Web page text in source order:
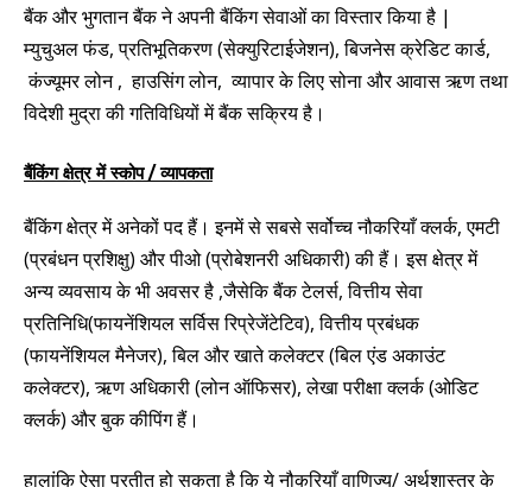
बैंक और भुगतान बैंक ने अपनी बैंकिंग सेवाओं का विस्तार किया है |
म्युचुअल फंड, प्रतिभूतिकरण (सेक्युरिटाईजेशन), बिजनेस क्रेडिट कार्ड,
कंज्यूमर लोन, हाउसिंग लोन, व्यापार के लिए सोना और आवास ऋण तथा
विदेशी मुद्रा की गतिविधियों में बैंक सक्रिय है।
बैंकिंग क्षेत्र में स्कोप / व्यापकता
बैंकिंग क्षेत्र में अनेकों पद हैं। इनमें से सबसे सर्वोच्च नौकरियाँ क्लर्क, एमटी
(प्रबंधन प्रशिक्षु) और पीओ (प्रोबेशनरी अधिकारी) की हैं। इस क्षेत्र में
अन्य व्यवसाय के भी अवसर है ,जैसेकि बैंक टेलर्स, वित्तीय सेवा
प्रतिनिधि(फायनेंशियल सर्विस रिप्रेजेंटेटिव), वित्तीय प्रबंधक
(फायनेंशियल मैनेजर), बिल और खाते कलेक्टर (बिल एंड अकाउंट
कलेक्टर), ऋण अधिकारी (लोन ऑफिसर), लेखा परीक्षा क्लर्क (ओडिट
क्लर्क) और बुक कीपिंग हैं।
हालांकि ऐसा प्रतीत हो सकता है कि ये नौकरियाँ वाणिज्य/ अर्थशास्त्र के